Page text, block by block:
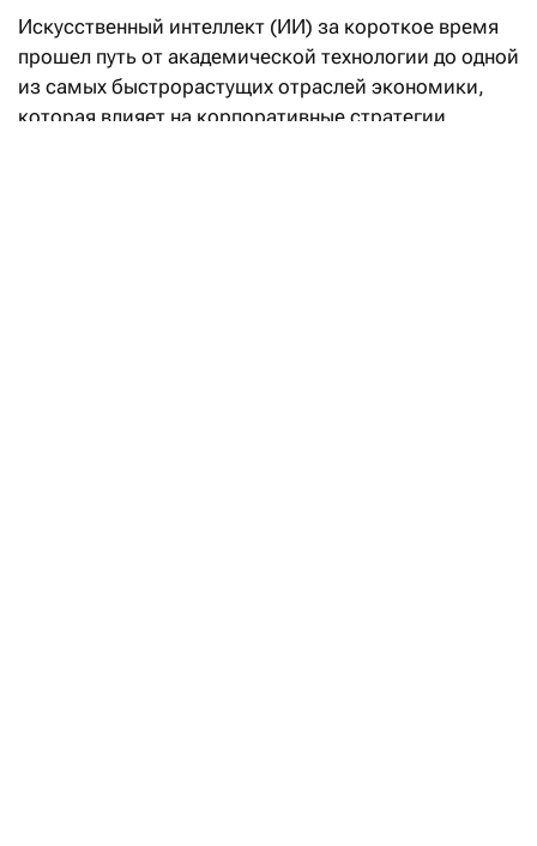
Искусственный интеллект (ИИ) за короткое время
прошел путь от академической технологии до одной
из самых быстрорастущих отраслей экономики,
которая влияет на корпоративные стратегии,